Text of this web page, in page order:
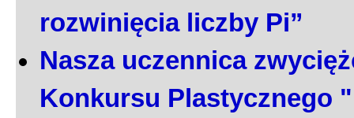
rozwinięcia liczby Pi”
Nasza uczennica
Konkursu Plastycznego